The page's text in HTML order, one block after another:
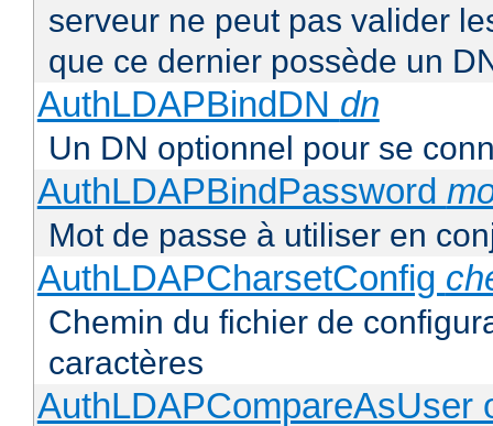
serveur ne peut pas valider
que ce dernier possède un
AuthLDAPBindDN dn
Un DN optionnel pour se
AuthLDAPBindPassword
Mot de passe à utiliser en
AuthLDAPCharsetConfig
Chemin du fichier de
caractères
AuthLDAPCompareAsUser